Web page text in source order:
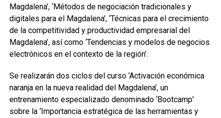
Magdalena’, ‘Métodos de negociación tradicionales y
digitales para el Magdalena’, ‘Técnicas para el crecimiento
de la competitividad y productividad empresarial del
Magdalena’, así como ‘Tendencias y modelos de negocios
electrónicos en el contexto de la región’.
Se realizarán dos ciclos del curso ‘Activación económica
naranja en la nueva realidad del Magdalena’, un
entrenamiento especializado denominado ‘Bootcamp’
sobre la ‘Importancia estratégica de las herramientas y